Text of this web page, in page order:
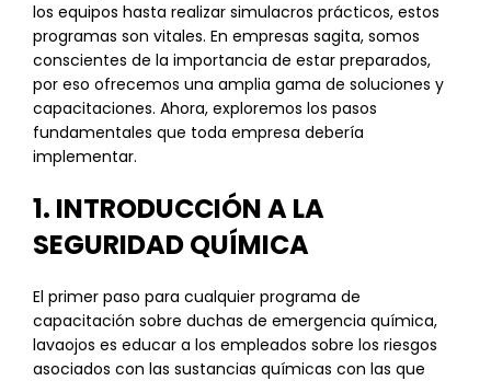
los equipos hasta realizar simulacros prácticos, estos
programas son vitales. En empresas sagita, somos
conscientes de la importancia de estar preparados,
por eso ofrecemos una amplia gama de soluciones y
capacitaciones. Ahora, exploremos los pasos
fundamentales que toda empresa debería
implementar.
1. INTRODUCCIÓN A LA
SEGURIDAD QUÍMICA
El primer paso para cualquier programa de
capacitación sobre duchas de emergencia química,
lavaojos es educar a los empleados sobre los riesgos
asociados con las sustancias químicas con las que